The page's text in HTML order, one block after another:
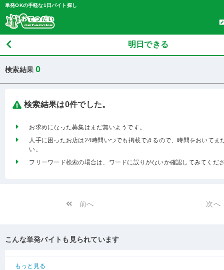
単発OKの手軽な1日バイト探し
明日できる
検索結果0
検索結果は0件でした。
お求めになった募集はまだ無いようです。
人手に困ったお店は24時間いつでも掲載できるので、時間をおいてま
い。
フリーワード検索の場合は、ワードに誤りがないか確認してみてくだ
前へ 次へ
こんな単発バイトも見られています
もっと見る